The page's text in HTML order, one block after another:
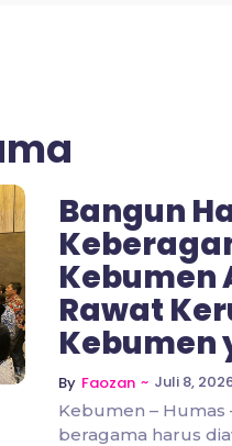
Bangun
Kebumen
Rawat
Kebumen
By Faozan ~ Juli 8,
Kebumen –
beragama harus